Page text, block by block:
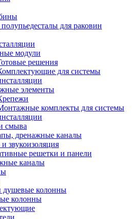
для раковин
модули
решения
для системы
элементы
комплекты для системы
смыва
дренажные каналы
звукоизоляция
решетки и панели
каналы
душевые колонны
колонны